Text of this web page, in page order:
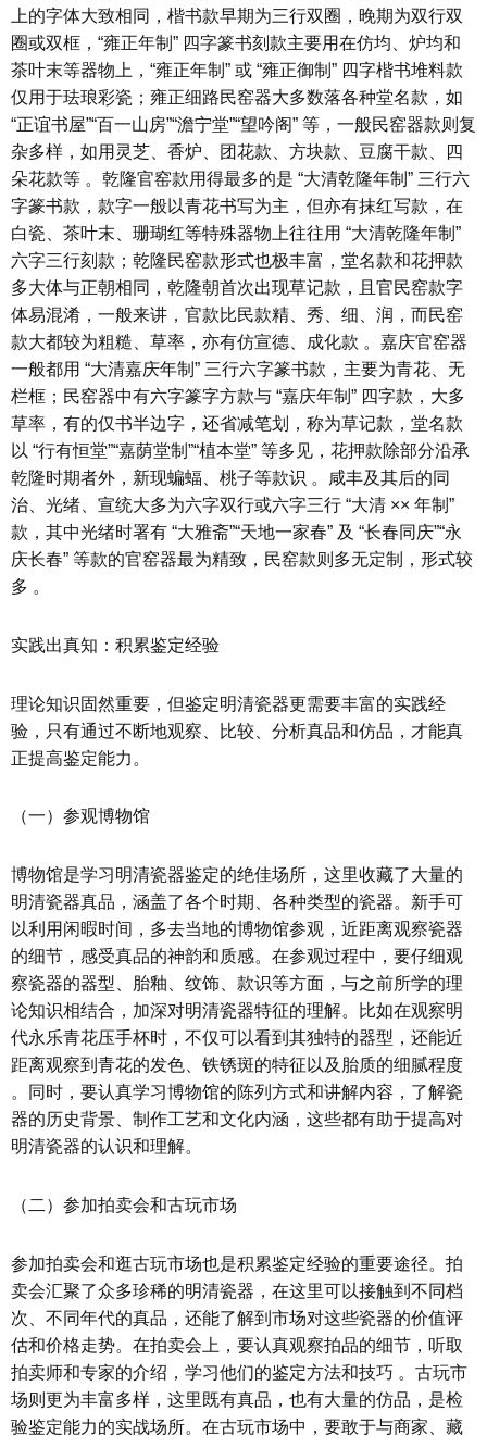
上的字体大致相同，楷书款早期为三行双圈，晚期为双行双
圈或双框，“雍正年制” 四字篆书刻款主要用在仿均、炉均和
茶叶末等器物上，“雍正年制” 或 “雍正御制” 四字楷书堆料款
仅用于珐琅彩瓷；雍正细路民窑器大多数落各种堂名款，如
“正谊书屋”“百一山房”“澹宁堂”“望吟阁” 等，一般民窑器款则复
杂多样，如用灵芝、香炉、团花款、方块款、豆腐干款、四
朵花款等 。乾隆官窑款用得最多的是 “大清乾隆年制” 三行六
字篆书款，款字一般以青花书写为主，但亦有抹红写款，在
白瓷、茶叶末、珊瑚红等特殊器物上往往用 “大清乾隆年制”
六字三行刻款；乾隆民窑款形式也极丰富，堂名款和花押款
多大体与正朝相同，乾隆朝首次出现草记款，且官民窑款字
体易混淆，一般来讲，官款比民款精、秀、细、润，而民窑
款大都较为粗糙、草率，亦有仿宣德、成化款 。嘉庆官窑器
一般都用 “大清嘉庆年制” 三行六字篆书款，主要为青花、无
栏框；民窑器中有六字篆字方款与 “嘉庆年制” 四字款，大多
草率，有的仅书半边字，还省减笔划，称为草记款，堂名款
以 “行有恒堂”“嘉荫堂制”“植本堂” 等多见，花押款除部分沿承
乾隆时期者外，新现蝙蝠、桃子等款识 。咸丰及其后的同
治、光绪、宣统大多为六字双行或六字三行 “大清 ×× 年制”
款，其中光绪时署有 “大雅斋”“天地一家春” 及 “长春同庆”“永
庆长春” 等款的官窑器最为精致，民窑款则多无定制，形式较
多 。
实践出真知：积累鉴定经验
理论知识固然重要，但鉴定明清瓷器更需要丰富的实践经
验，只有通过不断地观察、比较、分析真品和仿品，才能真
正提高鉴定能力。
（一）参观博物馆
博物馆是学习明清瓷器鉴定的绝佳场所，这里收藏了大量的
明清瓷器真品，涵盖了各个时期、各种类型的瓷器。新手可
以利用闲暇时间，多去当地的博物馆参观，近距离观察瓷器
的细节，感受真品的神韵和质感。在参观过程中，要仔细观
察瓷器的器型、胎釉、纹饰、款识等方面，与之前所学的理
论知识相结合，加深对明清瓷器特征的理解。比如在观察明
代永乐青花压手杯时，不仅可以看到其独特的器型，还能近
距离观察到青花的发色、铁锈斑的特征以及胎质的细腻程度
。同时，要认真学习博物馆的陈列方式和讲解内容，了解瓷
器的历史背景、制作工艺和文化内涵，这些都有助于提高对
明清瓷器的认识和理解。
（二）参加拍卖会和古玩市场
参加拍卖会和逛古玩市场也是积累鉴定经验的重要途径。拍
卖会汇聚了众多珍稀的明清瓷器，在这里可以接触到不同档
次、不同年代的真品，还能了解到市场对这些瓷器的价值评
估和价格走势。在拍卖会上，要认真观察拍品的细节，听取
拍卖师和专家的介绍，学习他们的鉴定方法和技巧 。古玩市
场则更为丰富多样，这里既有真品，也有大量的仿品，是检
验鉴定能力的实战场所。在古玩市场中，要敢于与商家、藏